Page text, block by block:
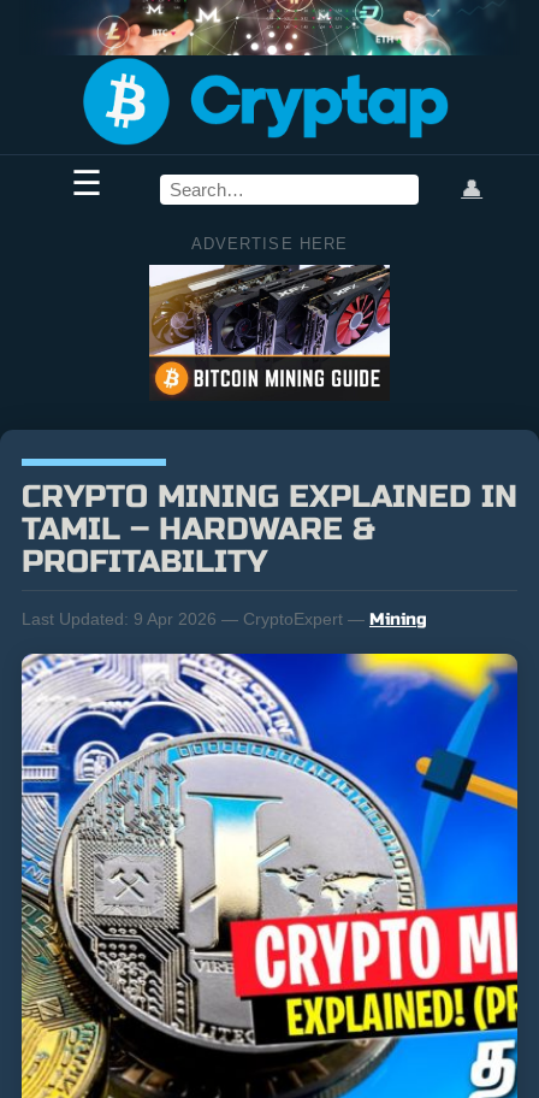
☰ 👤
ADVERTISE HERE
CRYPTO MINING EXPLAINED IN
TAMIL – HARDWARE &
PROFITABILITY
Last Updated: 9 Apr 2026 — CryptoExpert — Mining